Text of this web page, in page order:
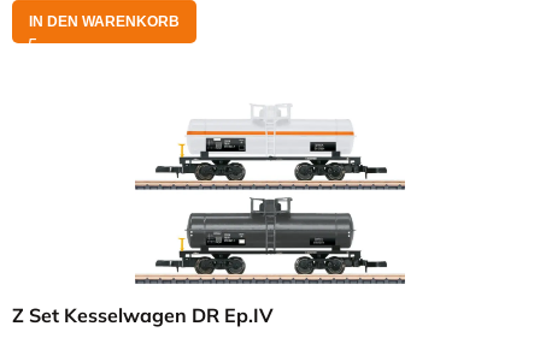
IN DEN WARENKORB
Z Set Kesselwagen DR Ep.IV